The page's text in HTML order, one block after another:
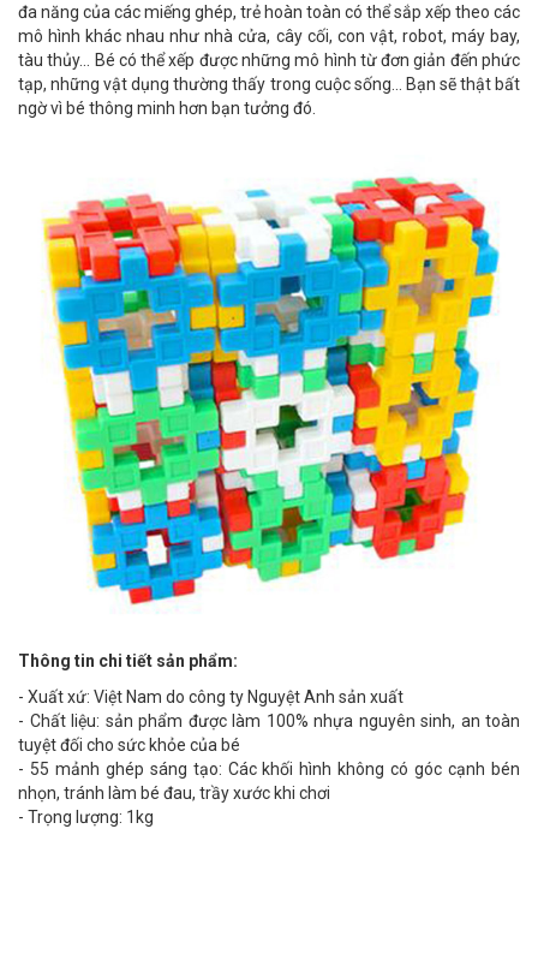
đa năng của các miếng ghép, trẻ hoàn toàn có thể sắp xếp theo các
mô hình khác nhau như nhà cửa, cây cối, con vật, robot, máy bay,
tàu thủy... Bé có thể xếp được những mô hình từ đơn giản đến phức
tạp, những vật dụng thường thấy trong cuộc sống... Bạn sẽ thật bất
ngờ vì bé thông minh hơn bạn tưởng đó.
Thông tin chi tiết sản phẩm:
- Xuất xứ: Việt Nam do công ty Nguyệt Anh sản xuất
- Chất liệu: sản phẩm được làm 100% nhựa nguyên sinh, an toàn
tuyệt đối cho sức khỏe của bé
- 55 mảnh ghép sáng tạo: Các khối hình không có góc cạnh bén
nhọn, tránh làm bé đau, trầy xước khi chơi
- Trọng lượng: 1kg